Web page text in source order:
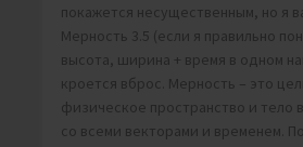
покажется несущественным, но я
Мерность 3.5 (если я правильно
высота, ширина + время в одном
кроется вброс. Мерность – это
физическое пространство и тело
со всеми векторами и временем.